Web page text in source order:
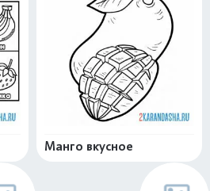
Манго вкусное